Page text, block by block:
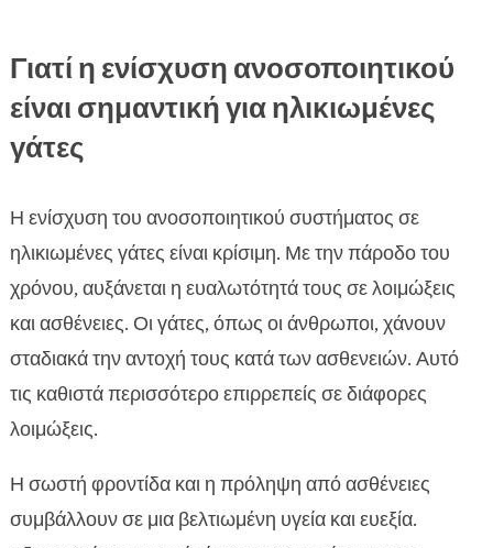
Γιατί η ενίσχυση ανοσοποιητικού
είναι σημαντική για ηλικιωμένες
γάτες
Η ενίσχυση του ανοσοποιητικού συστήματος σε
ηλικιωμένες γάτες είναι κρίσιμη. Με την πάροδο του
χρόνου, αυξάνεται η ευαλωτότητά τους σε λοιμώξεις
και ασθένειες. Οι γάτες, όπως οι άνθρωποι, χάνουν
σταδιακά την αντοχή τους κατά των ασθενειών. Αυτό
τις καθιστά περισσότερο επιρρεπείς σε διάφορες
λοιμώξεις.
Η σωστή φροντίδα και η πρόληψη από ασθένειες
συμβάλλουν σε μια βελτιωμένη υγεία και ευεξία.